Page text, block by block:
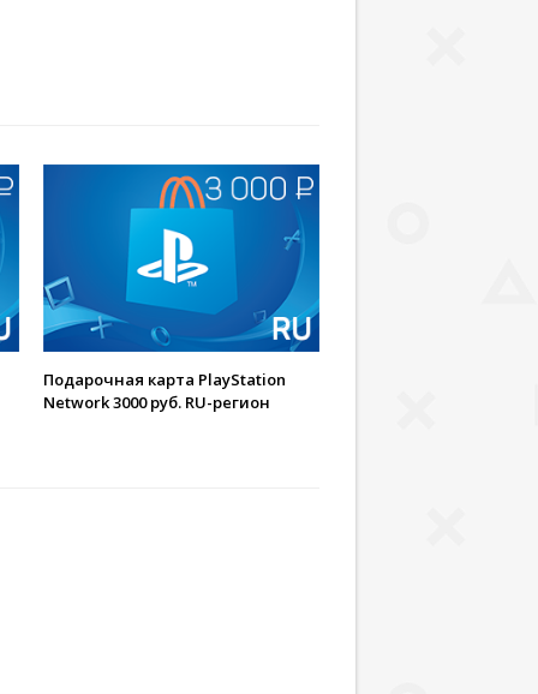
Подарочная карта PlayStation
Network 3000 руб. RU-регион